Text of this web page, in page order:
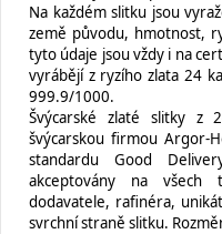
Na každém slitku jsou
země původu, hmotnost,
tyto údaje jsou vždy i na
vyrábějí z ryzího zlata 24
999.9/1000.
Švýcarské zlaté slitky z
švýcarskou firmou Argor-
standardu Good
akceptovány na všech
dodavatele, rafinéra,
svrchní straně slitku.